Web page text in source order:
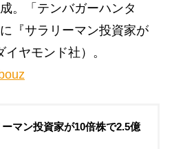
。「テンバガーハンタ
『サラリーマン投資家が
ヤモンド社）。
マン投資家が10倍株で2.5億